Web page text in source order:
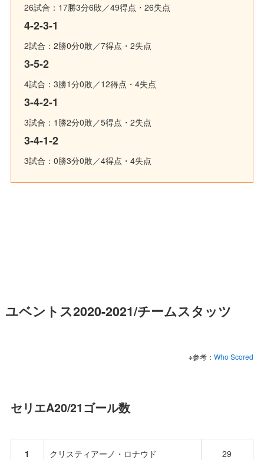
26試合：17勝3分6敗／49得点・26失点
4-2-3-1
2試合：2勝0分0敗／7得点・2失点
3-5-2
4試合：3勝1分0敗／12得点・4失点
3-4-2-1
3試合：1勝2分0敗／5得点・2失点
3-4-1-2
3試合：0勝3分0敗／4得点・4失点
ユベントス2020-2021/チームスタッツ
※参考：Who Scored
セリエA20/21ゴール数
1 クリスティアーノ・ロナウド 29